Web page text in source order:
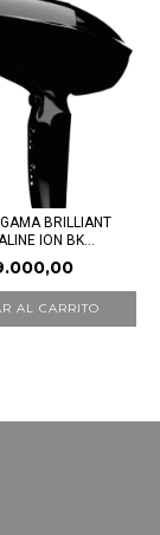
BRILLIANT
ION BK...